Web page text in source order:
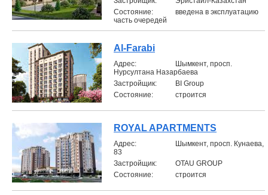
Состояние:
введена в эксплуатацию
часть очередей
Al-Farabi
Aдрес:
Шымкент, просп.
Нурсултана Назарбаева
Застройщик:
BI Group
Состояние:
строится
ROYAL APARTMENTS
Aдрес:
Шымкент, просп. Кунаева,
83
Застройщик:
OTAU GROUP
Состояние:
строится